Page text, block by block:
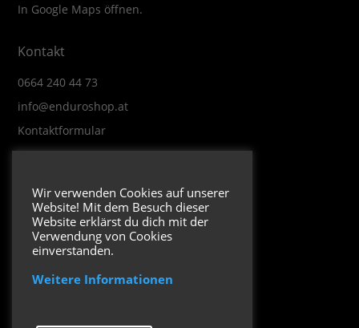
In Google Maps öffnen.
Kontakt
0664 240 44 73
info@enduroshop.at
Kontaktformular
Impressum
Datenschutzerklärung
Folge uns
Wir verwenden Cookies auf unserer
Website! Mit dem Besuch dieser
Website erklärst du dich mit der
Verwendung von Cookies
einverstanden.
Weitere Informationen